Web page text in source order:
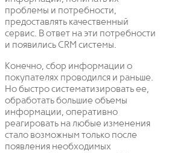
проблемы и потребности,
предоставлять качественный
сервис. В ответ на эти потребности
и появились CRM системы.
Конечно, сбор информации о
покупателях проводился и раньше.
Но быстро систематизировать ее,
обработать большие объемы
информации, оперативно
реагировать на любые изменения
стало возможным только после
появления необходимых